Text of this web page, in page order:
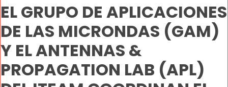
EL GRUPO DE APLICACIONES
DE LAS MICRONDAS (GAM)
Y EL ANTENNAS &
PROPAGATION LAB (APL)